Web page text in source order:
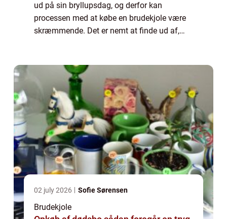
ud på sin bryllupsdag, og derfor kan
processen med at købe en brudekjole være
skræmmende. Det er nemt at finde ud af,
02 july 2026 Sofie Sørensen
Brudekjole